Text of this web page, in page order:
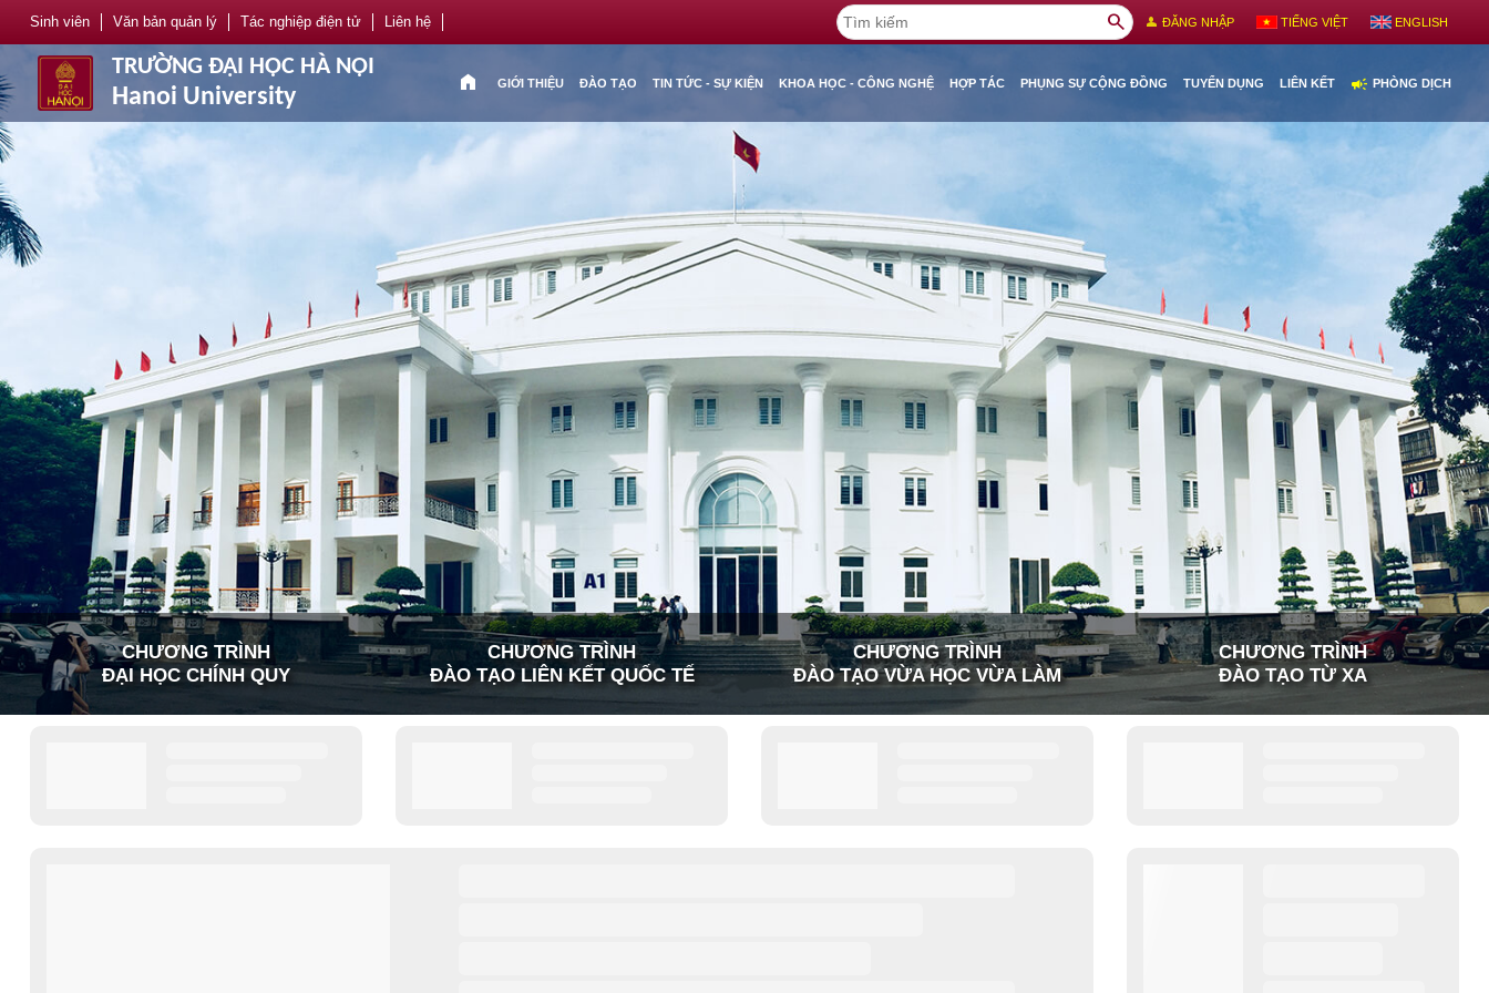
Sinh viên Văn bản quản lý Tác nghiệp điện tử Liên hệ search person ĐĂNG NHẬP TIẾNG VIỆT ENGLISH
TRƯỜNG ĐẠI HỌC HÀ NỘI
Hanoi University
home GIỚI THIỆU ĐÀO TẠO TIN TỨC - SỰ KIỆN KHOA HỌC - CÔNG NGHỆ HỢP TÁC PHỤNG SỰ CỘNG ĐỒNG TUYỂN DỤNG LIÊN KẾT campaign PHÒNG DỊCH
CHƯƠNG TRÌNH
ĐẠI HỌC CHÍNH QUY
CHƯƠNG TRÌNH
ĐÀO TẠO LIÊN KẾT QUỐC TẾ
CHƯƠNG TRÌNH
ĐÀO TẠO VỪA HỌC VỪA LÀM
CHƯƠNG TRÌNH
ĐÀO TẠO TỪ XA